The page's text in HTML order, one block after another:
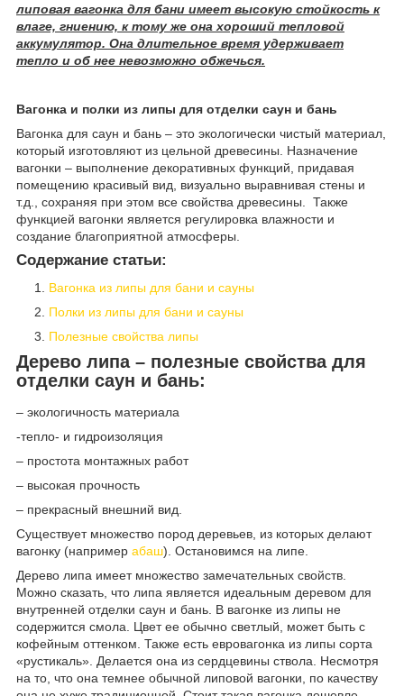
липовая вагонка для бани имеет высокую стойкость к
влаге, гниению, к тому же она хороший тепловой
аккумулятор. Она длительное время удерживает
тепло и об нее невозможно обжечься.
Вагонка и полки из липы для отделки саун и бань
Вагонка для саун и бань – это экологически чистый материал,
который изготовляют из цельной древесины. Назначение
вагонки – выполнение декоративных функций, придавая
помещению красивый вид, визуально выравнивая стены и
т.д., сохраняя при этом все свойства древесины. Также
функцией вагонки является регулировка влажности и
создание благоприятной атмосферы.
Содержание статьи:
Вагонка из липы для бани и сауны
Полки из липы для бани и сауны
Полезные свойства липы
Дерево липа – полезные свойства для
отделки саун и бань:
– экологичность материала
-тепло- и гидроизоляция
– простота монтажных работ
– высокая прочность
– прекрасный внешний вид.
Существует множество пород деревьев, из которых делают
вагонку (например абаш). Остановимся на липе.
Дерево липа имеет множество замечательных свойств.
Можно сказать, что липа является идеальным деревом для
внутренней отделки саун и бань. В вагонке из липы не
содержится смола. Цвет ее обычно светлый, может быть с
кофейным оттенком. Также есть евровагонка из липы сорта
«рустикаль». Делается она из сердцевины ствола. Несмотря
на то, что она темнее обычной липовой вагонки, по качеству